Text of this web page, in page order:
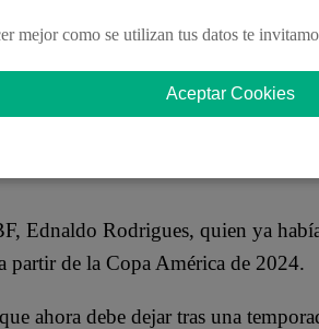
Ednaldo Rodrigues, quien ya
partir de la Copa América de 2024.
ahora debe dejar tras una
mejor como se utilizan tus datos te
Aceptar Cookies